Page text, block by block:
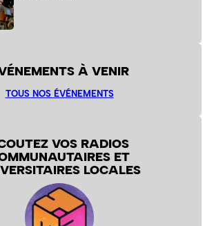
À VENIR
TOUS NOS ÉVÉNEMENTS
VOS RADIOS
ET
LOCALES